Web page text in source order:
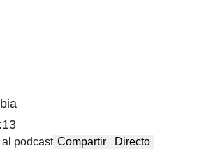
al podcast Compartir Directo